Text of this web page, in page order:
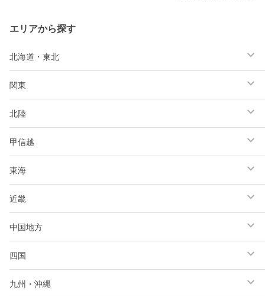
エリアから探す
北海道・東北
関東
北陸
甲信越
東海
近畿
中国地方
四国
九州・沖縄